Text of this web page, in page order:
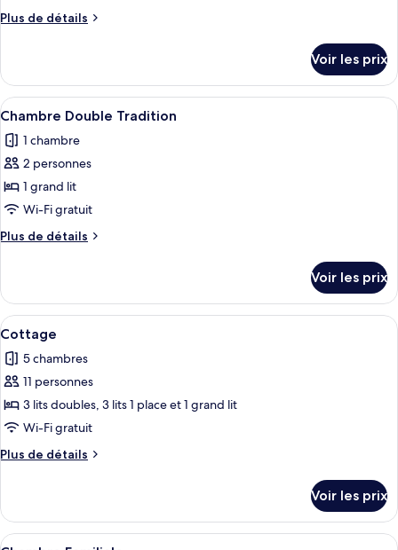
chambre :
Luxe
Plus de détails
Plus
le
type
de
Chambre
Triple
Voir les prix
Afficher
toutes
les
photos
pour
ce
type
de
Chambre
Double
Tradition
Une chambre à coucher de style
8
Chambre Double Tradition
1 chambre
2 personnes
1 grand lit
Wi-Fi gratuit
Plus de détails
Plus
le
type
de
chambre
Chambre
Double
Voir les prix
Afficher
toutes
les
photos
pour
ce
type
de
Cottage
Un salon moderne avec un canapé
33
Cottage
5 chambres
11 personnes
3 lits doubles, 3 lits 1 place et 1 grand lit
Wi-Fi gratuit
Plus de détails
Plus
le
type
Voir les prix
Afficher
Une chambre avec deux lits en bois,